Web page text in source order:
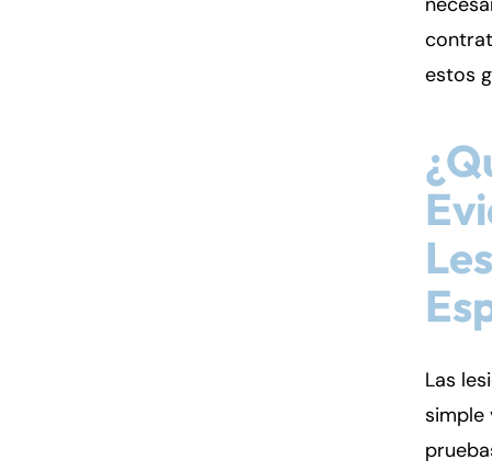
estos
Las
simple